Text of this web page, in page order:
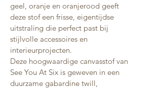
geel, oranje en oranjerood geeft
deze stof een frisse, eigentijdse
uitstraling die perfect past bij
stijlvolle accessoires en
interieurprojecten.
Deze hoogwaardige canvasstof van
See You At Six is geweven in een
duurzame gabardine twill,